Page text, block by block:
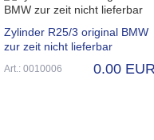
Zylinder R25/3 original BMW
zur zeit nicht lieferbar
Art.: 0010006 0.00